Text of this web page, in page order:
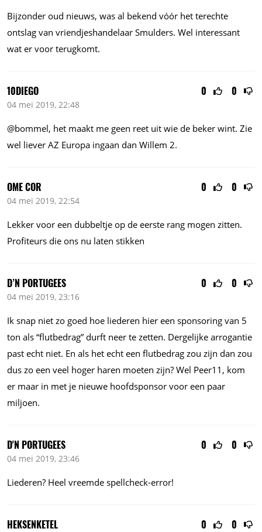
Bijzonder oud nieuws, was al bekend vóór het terechte
ontslag van vriendjeshandelaar Smulders. Wel interessant
wat er voor terugkomt.
0 0
10DIEGO
04 mei 2019, 22:48
@bommel, het maakt me geen reet uit wie de beker wint. Zie
wel liever AZ Europa ingaan dan Willem 2.
0 0
OME COR
04 mei 2019, 22:54
Lekker voor een dubbeltje op de eerste rang mogen zitten.
Profiteurs die ons nu laten stikken
0 0
D’N PORTUGEES
04 mei 2019, 23:16
Ik snap niet zo goed hoe liederen hier een sponsoring van 5
ton als “flutbedrag” durft neer te zetten. Dergelijke arrogantie
past echt niet. En als het echt een flutbedrag zou zijn dan zou
dus zo een veel hoger haren moeten zijn? Wel Peer11, kom
er maar in met je nieuwe hoofdsponsor voor een paar
miljoen.
0 0
D'N PORTUGEES
04 mei 2019, 23:46
Liederen? Heel vreemde spellcheck-error!
0 0
HEKSENKETEL